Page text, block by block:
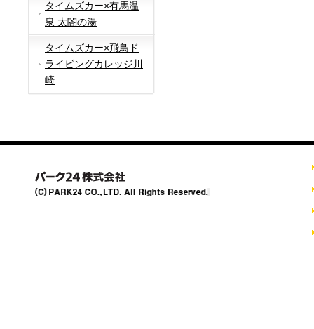
タイムズカー×有馬温
泉 太閤の湯
タイムズカー×飛鳥ド
ライビングカレッジ川
崎